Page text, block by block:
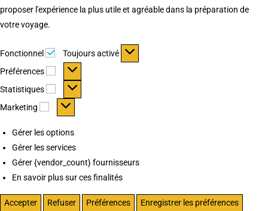
proposer l'expérience la plus utile et agréable dans la préparation de
votre voyage.
Fonctionnel Fonctionnel
Toujours activé
Préférences
Préférences
Statistiques Statistiques
Marketing Marketing
Gérer les options
Gérer les services
Gérer {vendor_count} fournisseurs
En savoir plus sur ces finalités
Accepter Refuser Préférences
Enregistrer les préférences